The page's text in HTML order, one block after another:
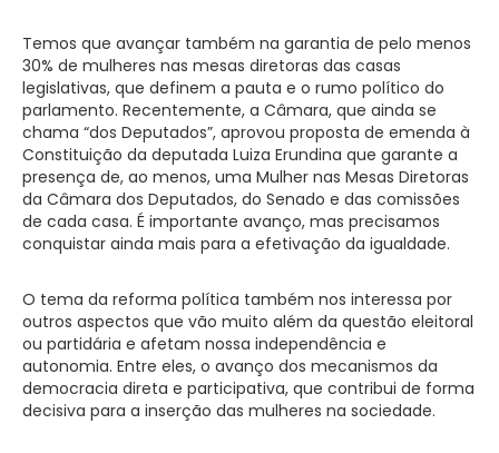
Temos que avançar também na garantia de pelo menos
30% de mulheres nas mesas diretoras das casas
legislativas, que definem a pauta e o rumo político do
parlamento. Recentemente, a Câmara, que ainda se
chama “dos Deputados”, aprovou proposta de emenda à
Constituição da deputada Luiza Erundina que garante a
presença de, ao menos, uma Mulher nas Mesas Diretoras
da Câmara dos Deputados, do Senado e das comissões
de cada casa. É importante avanço, mas precisamos
conquistar ainda mais para a efetivação da igualdade.
O tema da reforma política também nos interessa por
outros aspectos que vão muito além da questão eleitoral
ou partidária e afetam nossa independência e
autonomia. Entre eles, o avanço dos mecanismos da
democracia direta e participativa, que contribui de forma
decisiva para a inserção das mulheres na sociedade.